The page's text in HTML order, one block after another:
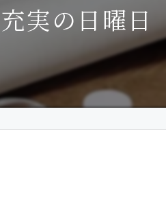
ロマ・インストラクターコース
ロマ・セラピストコース
ピスト
セルフメディケーション
ハンドマッサージ
オイル
充実の日曜日